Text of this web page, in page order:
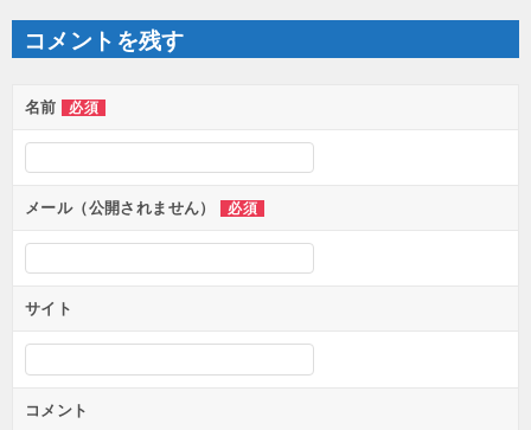
ゲ
ー
シ
ン
コメントを残す
名前 必須
メール（公開されません） 必須
サイト
コメント